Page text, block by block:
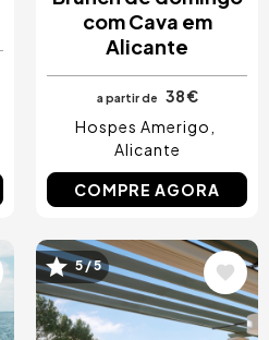
com Cava em
Alicante
a partir de
38 €
Hospes Amerigo
Alicante
COMPRE AGORA
Imagem
5 / 5